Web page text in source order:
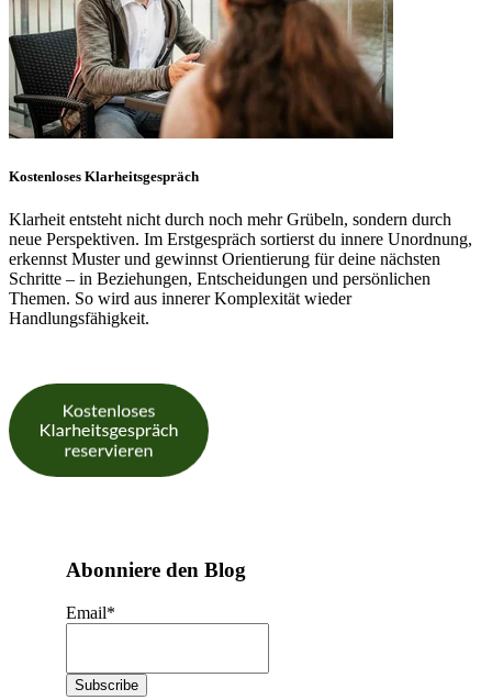
Kostenloses Klarheitsgespräch
Klarheit entsteht nicht durch noch mehr Grübeln, sondern durch
neue Perspektiven. Im Erstgespräch sortierst du innere Unordnung,
erkennst Muster und gewinnst Orientierung für deine nächsten
Schritte – in Beziehungen, Entscheidungen und persönlichen
Themen. So wird aus innerer Komplexität wieder
Handlungsfähigkeit.
Abonniere den Blog
Email*